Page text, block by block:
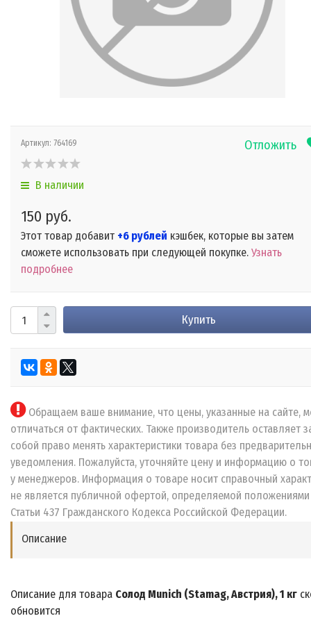
Отложить
Артикул: 764169
В наличии
150 руб.
Этот товар добавит +6 рублей кэшбек, которые вы затем
сможете использовать при следующей покупке. Узнать
подробнее
Купить
Обращаем ваше внимание, что цены, указанные на сайте,
отличаться от фактических. Также производитель оставляет
собой право менять характеристики товара без
уведомления. Пожалуйста, уточняйте цену и информацию о
у менеджеров. Информация о товаре носит справочный
не является публичной офертой, определяемой положениями
Статьи 437 Гражданского Кодекса Российской Федерации.
Описание
Описание для товара Солод Munich (Stamag, Австрия), 1 кг
обновится